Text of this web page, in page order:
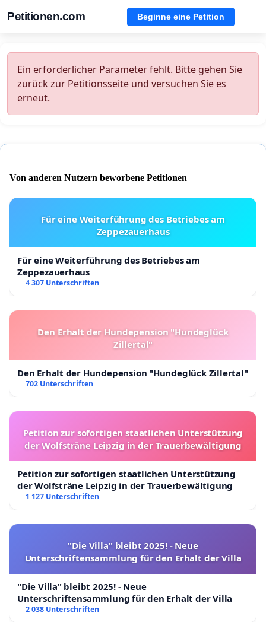
Petitionen.com Beginne eine Petition
Ein erforderlicher Parameter fehlt. Bitte gehen Sie
zurück zur Petitionsseite und versuchen Sie es
erneut.
Von anderen Nutzern beworbene Petitionen
Für eine Weiterführung des Betriebes am
Zeppezauerhaus
Für eine Weiterführung des Betriebes am
Zeppezauerhaus
4 307 Unterschriften
Den Erhalt der Hundepension "Hundeglück
Zillertal"
Den Erhalt der Hundepension "Hundeglück Zillertal"
702 Unterschriften
Petition zur sofortigen staatlichen Unterstützung
der Wolfsträne Leipzig in der Trauerbewältigung
Petition zur sofortigen staatlichen Unterstützung
der Wolfsträne Leipzig in der Trauerbewältigung
1 127 Unterschriften
"Die Villa" bleibt 2025! - Neue
Unterschriftensammlung für den Erhalt der Villa
"Die Villa" bleibt 2025! - Neue
Unterschriftensammlung für den Erhalt der Villa
2 038 Unterschriften